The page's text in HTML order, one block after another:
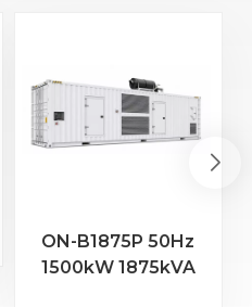
ON-B1875P 50Hz
1500kW 1875kVA